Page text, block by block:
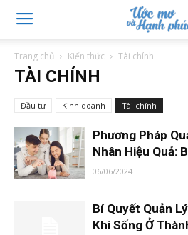
Trang chủ Kiến thức Tài chính
TÀI CHÍNH
Đầu tư Kinh doanh Tài chính
Phương Pháp
Nhân Hiệu Quả:
06/06/2024
Bí Quyết Quản
Khi Sống Ở